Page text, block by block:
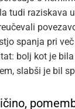
tudi raziskava
spanja pri
bolj kot je
slabši je bil